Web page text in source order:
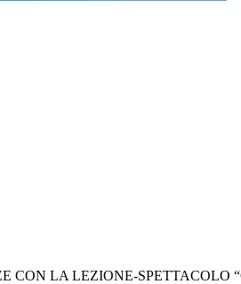
CON LA LEZIONE-SPETTACOLO